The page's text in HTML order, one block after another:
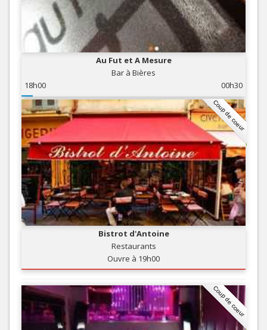
Au Fut et A Mesure
Bar à Bières
18h00
00h30
Coup de coeur
Bistrot d'Antoine
Restaurants
Ouvre à 19h00
Coup de coeur